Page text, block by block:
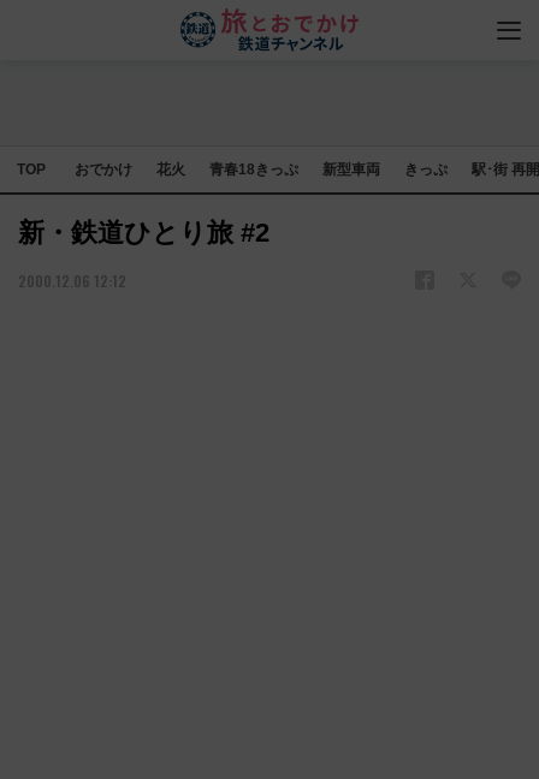
TOP おでかけ 花火 青春18きっぷ 新型車両 きっぷ 駅･街 再
新・鉄道ひとり旅 #2
2000.12.06 12:12